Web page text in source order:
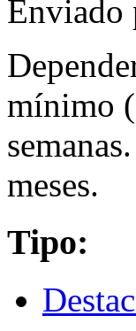
Enviado
mínimo
meses.
Tipo: